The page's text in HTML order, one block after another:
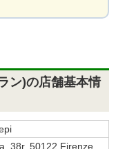
ン)の店舗基本情
38r, 50122 Firenze